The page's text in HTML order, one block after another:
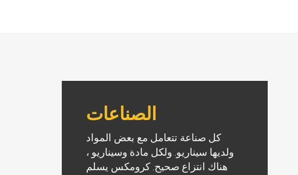
الصناعات
كل صناعة تتعامل مع بعض المواد
ولديها سيناريو. ولكل مادة وسيناريو ،
هناك انتزاع صحيح. كرومكس يسلم
الكوك